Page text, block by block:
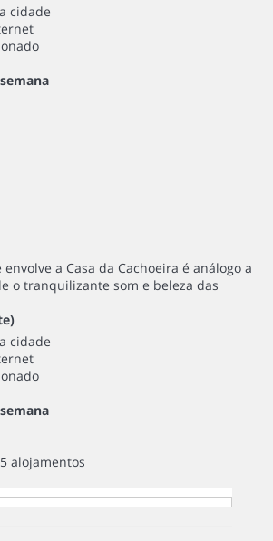
cidade
a Casa da Cachoeira é análogo a
o tranquilizante som e beleza das
cidade
alojamentos